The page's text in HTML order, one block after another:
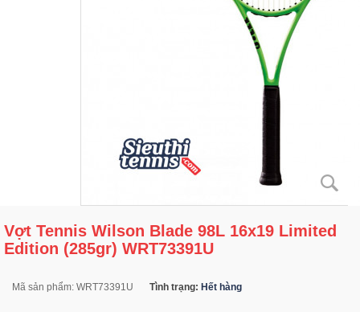
Vợt Tennis Wilson Blade 98L 16x19 Limited
Edition (285gr) WRT73391U
Mã sản phẩm: WRT73391U Tình trạng: Hết hàng